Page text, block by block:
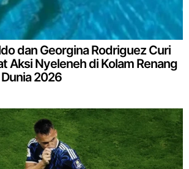
dan Georgina Rodriguez Curi
Aksi Nyeleneh di Kolam Renang
Dunia 2026